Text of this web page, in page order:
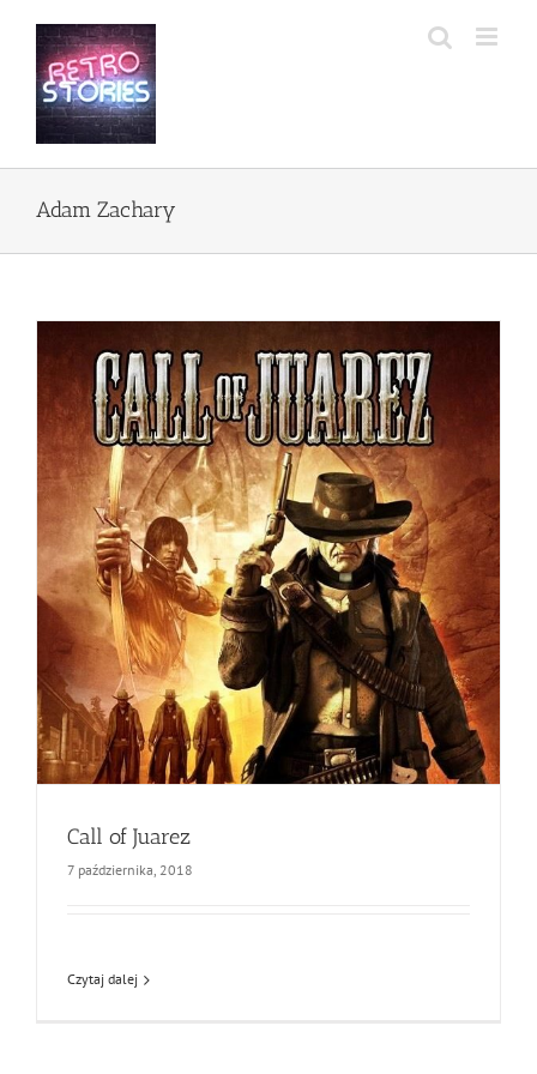
zawartości
Adam Zachary
Call of Juarez
7 października, 2018
Czytaj dalej